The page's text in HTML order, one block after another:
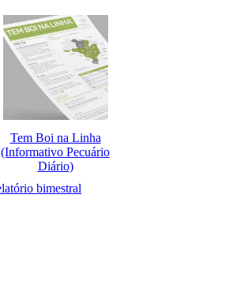
Tem Boi na Linha
(Informativo Pecuário
Diário)